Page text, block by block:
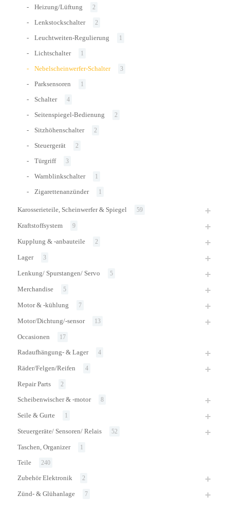
Heizung/Lüftung 2
Lenkstockschalter 2
Leuchtweiten-Regulierung 1
Lichtschalter 1
Nebelscheinwerfer-Schalter 3
Parksensoren 1
Schalter 4
Seitenspiegel-Bedienung 2
Sitzhöhenschalter 2
Steuergerät 2
Türgriff 3
Warnblinkschalter 1
Zigarettenanzünder 1
Karosserieteile, Scheinwerfer & Spiegel 59
Kraftstoffsystem 9
Kupplung & -anbauteile 2
Lager 3
Lenkung/ Spurstangen/ Servo 5
Merchandise 5
Motor & -kühlung 7
Motor/Dichtung/-sensor 13
Occasionen 17
Radaufhängung- & Lager 4
Räder/Felgen/Reifen 4
Repair Parts 2
Scheibenwischer & -motor 8
Seile & Gurte 1
Steuergeräte/ Sensoren/ Relais 52
Taschen, Organizer 1
Teile 240
Zubehör Elektronik 2
Zünd- & Glühanlage 7